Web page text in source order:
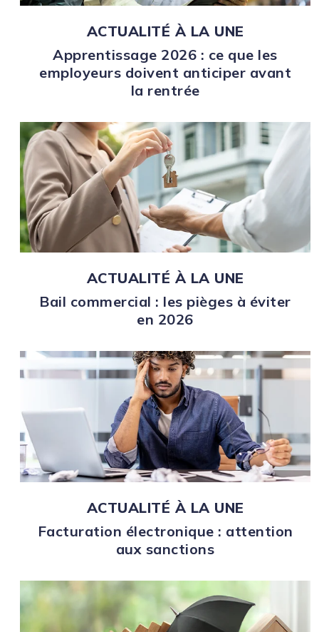
ACTUALITÉ À LA UNE
Apprentissage 2026 : ce que les
employeurs doivent anticiper avant
la rentrée
ACTUALITÉ À LA UNE
Bail commercial : les pièges à éviter
en 2026
ACTUALITÉ À LA UNE
Facturation électronique : attention
aux sanctions